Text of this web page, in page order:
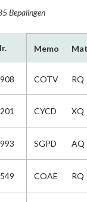
Bepalingen
Memo
COTV RQ
CYCD XQ
SGPD AQ
COAE RQ